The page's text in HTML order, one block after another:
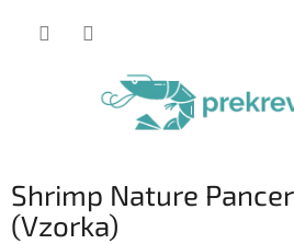
Shrimp Nature
(Vzorka)